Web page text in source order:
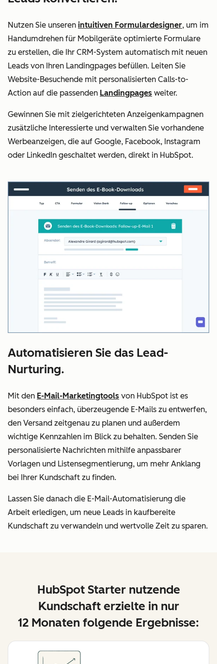
Nutzen Sie unseren intuitiven Formulardesigner, um im
Handumdrehen für Mobilgeräte optimierte Formulare
zu erstellen, die Ihr CRM-System automatisch mit neuen
Leads von Ihren Landingpages befüllen. Leiten Sie
Website-Besuchende mit personalisierten Calls-to-
Action auf die passenden Landingpages weiter.
Gewinnen Sie mit zielgerichteten Anzeigenkampagnen
zusätzliche Interessierte und verwalten Sie vorhandene
Werbeanzeigen, die auf Google, Facebook, Instagram
oder LinkedIn geschaltet werden, direkt in HubSpot.
Automatisieren Sie das Lead-
Nurturing.
Mit den E-Mail-Marketingtools von HubSpot ist es
besonders einfach, überzeugende E-Mails zu entwerfen,
den Versand zeitgenau zu planen und außerdem
wichtige Kennzahlen im Blick zu behalten. Senden Sie
personalisierte Nachrichten mithilfe anpassbarer
Vorlagen und Listensegmentierung, um mehr Anklang
bei Ihrer Kundschaft zu finden.
Lassen Sie danach die E-Mail-Automatisierung die
Arbeit erledigen, um neue Leads in kaufbereite
Kundschaft zu verwandeln und wertvolle Zeit zu sparen.
HubSpot Starter nutzende
Kundschaft erzielte in nur
12 Monaten folgende Ergebnisse: